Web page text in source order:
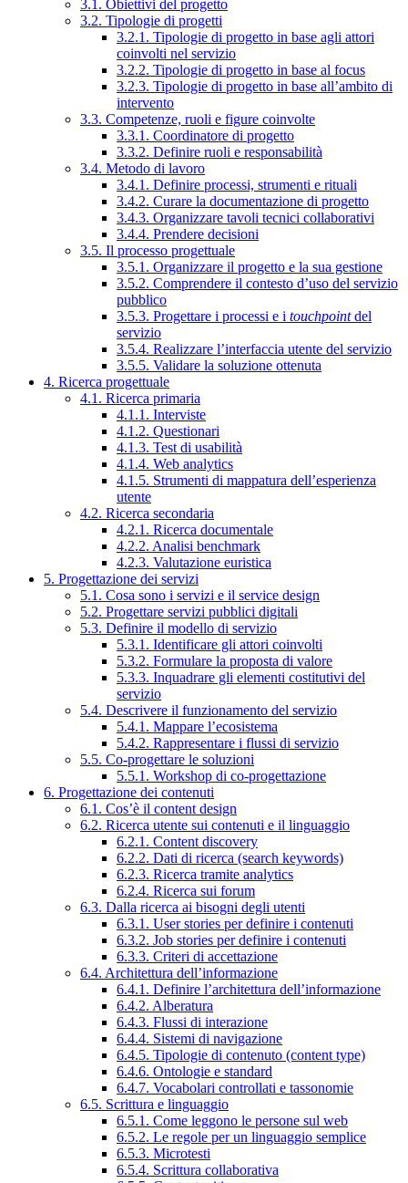
3.1. Obiettivi del progetto
3.2. Tipologie di progetti
3.2.1. Tipologie di progetto in base agli attori
coinvolti nel servizio
3.2.2. Tipologie di progetto in base al focus
3.2.3. Tipologie di progetto in base all’ambito di
intervento
3.3. Competenze, ruoli e figure coinvolte
3.3.1. Coordinatore di progetto
3.3.2. Definire ruoli e responsabilità
3.4. Metodo di lavoro
3.4.1. Definire processi, strumenti e rituali
3.4.2. Curare la documentazione di progetto
3.4.3. Organizzare tavoli tecnici collaborativi
3.4.4. Prendere decisioni
3.5. Il processo progettuale
3.5.1. Organizzare il progetto e la sua gestione
3.5.2. Comprendere il contesto d’uso del servizio
pubblico
3.5.3. Progettare i processi e i touchpointdel
servizio
3.5.4. Realizzare l’interfaccia utente del servizio
3.5.5. Validare la soluzione ottenuta
4. Ricerca progettuale
4.1. Ricerca primaria
4.1.1. Interviste
4.1.2. Questionari
4.1.3. Test di usabilità
4.1.4. Web analytics
4.1.5. Strumenti di mappatura dell’esperienza
utente
4.2. Ricerca secondaria
4.2.1. Ricerca documentale
4.2.2. Analisi benchmark
4.2.3. Valutazione euristica
5. Progettazione dei servizi
5.1. Cosa sono i servizi e il service design
5.2. Progettare servizi pubblici digitali
5.3. Definire il modello di servizio
5.3.1. Identificare gli attori coinvolti
5.3.2. Formulare la proposta di valore
5.3.3. Inquadrare gli elementi costitutivi del
servizio
5.4. Descrivere il funzionamento del servizio
5.4.1. Mappare l’ecosistema
5.4.2. Rappresentare i flussi di servizio
5.5. Co-progettare le soluzioni
5.5.1. Workshop di co-progettazione
6. Progettazione dei contenuti
6.1. Cos’è il content design
6.2. Ricerca utente sui contenuti e il linguaggio
6.2.1. Content discovery
6.2.2. Dati di ricerca (search keywords)
6.2.3. Ricerca tramite analytics
6.2.4. Ricerca sui forum
6.3. Dalla ricerca ai bisogni degli utenti
6.3.1. User stories per definire i contenuti
6.3.2. Job stories per definire i contenuti
6.3.3. Criteri di accettazione
6.4. Architettura dell’informazione
6.4.1. Definire l’architettura dell’informazione
6.4.2. Alberatura
6.4.3. Flussi di interazione
6.4.4. Sistemi di navigazione
6.4.5. Tipologie di contenuto (content type)
6.4.6. Ontologie e standard
6.4.7. Vocabolari controllati e tassonomie
6.5. Scrittura e linguaggio
6.5.1. Come leggono le persone sul web
6.5.2. Le regole per un linguaggio semplice
6.5.3. Microtesti
6.5.4. Scrittura collaborativa